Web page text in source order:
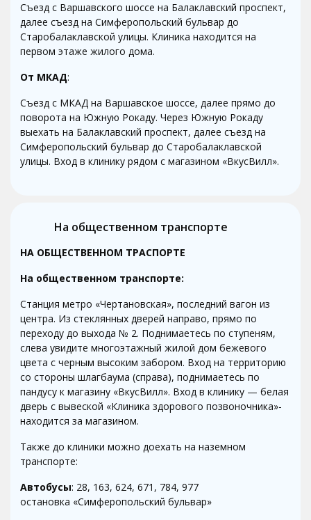
Съезд с Варшавского шоссе на Балаклавский проспект,
далее съезд на Симферопольский бульвар до
Старобалаклавской улицы. Клиника находится на
первом этаже жилого дома.
От МКАД:
Съезд с МКАД на Варшавское шоссе, далее прямо до
поворота на Южную Рокаду. Через Южную Рокаду
выехать на Балаклавский проспект, далее съезд на
Симферопольский бульвар до Старобалаклавской
улицы. Вход в клинику рядом с магазином «ВкусВилл».
На общественном транспорте
НА ОБЩЕСТВЕННОМ ТРАСПОРТЕ
На общественном транспорте:
Станция метро «Чертановская», последний вагон из
центра. Из стеклянных дверей направо, прямо по
переходу до выхода № 2. Поднимаетесь по ступеням,
слева увидите многоэтажный жилой дом бежевого
цвета с черным высоким забором. Вход на территорию
со стороны шлагбаума (справа), поднимаетесь по
пандусу к магазину «ВкусВилл». Вход в клинику — белая
дверь с вывеской «Клиника здорового позвоночника»-
находится за магазином.
Также до клиники можно доехать на наземном
транспорте:
Автобусы: 28, 163, 624, 671, 784, 977
остановка «Симферопольский бульвар»